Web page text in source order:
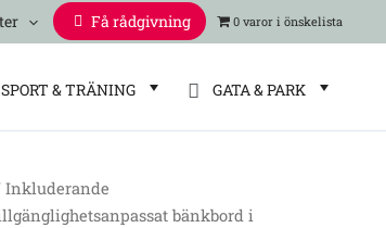
Få rådgivning 0 varor
SPORT & TRÄNING GATA & PARK
Inkluderande
bänkbord i